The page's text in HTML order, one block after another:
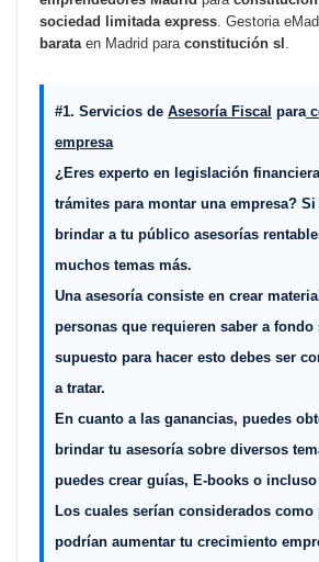
sociedad limitada express. Gestoria
barataen Madrid para constitución sl .
#1. Servicios de Asesoría Fiscal para
empresa
¿Eres experto en legislación
trámites para montar una empresa? Si
brindar a tu público asesorías
muchos temas más.
Una asesoría consiste en crear
personas que requieren saber a
supuesto para hacer esto debes ser
a tratar.
En cuanto a las ganancias, puedes
brindar tu asesoría sobre diversos
puedes crear guías, E-books o
Los cuales serían considerados
podrían aumentar tu crecimiento